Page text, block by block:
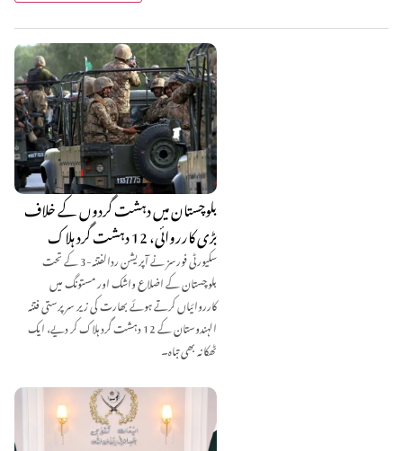
بلوچستان میں دہشت گردوں کے خلاف
بڑی کارروائی، 12 دہشت گرد ہلاک
سکیورٹی فورسز نے آپریشن ردالفتنہ-3 کے تحت
بلوچستان کے اضلاع واشک اور مستونگ میں
کارروائیاں کرتے ہوئے بھارت کی زیر سرپرستی فتنہ
الہندوستان کے 12 دہشت گرد ہلاک کر دیے، ایک
ٹھکانہ بھی تباہ۔